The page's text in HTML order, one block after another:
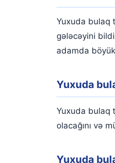
Yuxuda bulaq
gələcəyini
adamda
Yuxuda
Yuxuda bulaq
olacağını və
Yuxuda